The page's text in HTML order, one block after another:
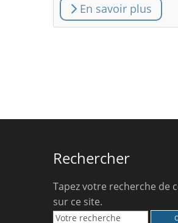
En savoir plus
Rechercher
Tapez votre recherche de
sur ce site.